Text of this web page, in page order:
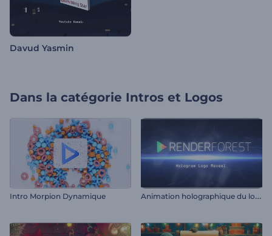
Davud Yasmin
Dans la catégorie Intros et Logos
Intro Morpion Dynamique A
nimation holographique du logo